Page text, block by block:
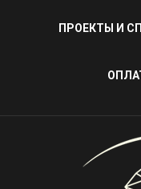
ПРОЕКТЫ И